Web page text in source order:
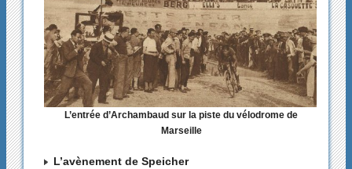
L’entrée d’Archambaud sur la piste du vélodrome de
Marseille
L’avènement de Speicher